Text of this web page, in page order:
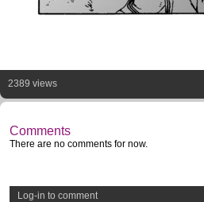
2389 views
Comments
There are no comments for now.
Log-in to comment